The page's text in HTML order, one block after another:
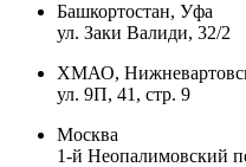
Башкортостан, Уфа
ул. Заки Валиди, 32/2
ХМАО,
ул. 9П, 41, стр. 9
Москва
1-й Неопалимовский